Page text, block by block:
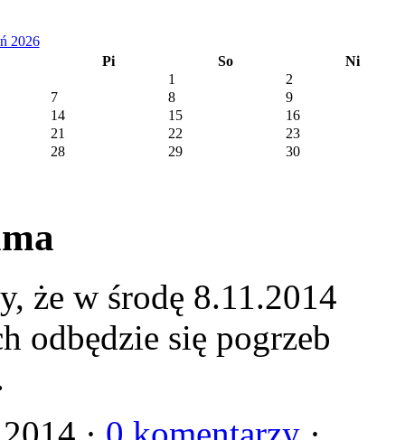
2026
Pi
So
Ni
1
2
7
8
9
14
15
16
21
22
23
28
29 30
że w środę 8.11.2014
odbędzie się pogrzeb